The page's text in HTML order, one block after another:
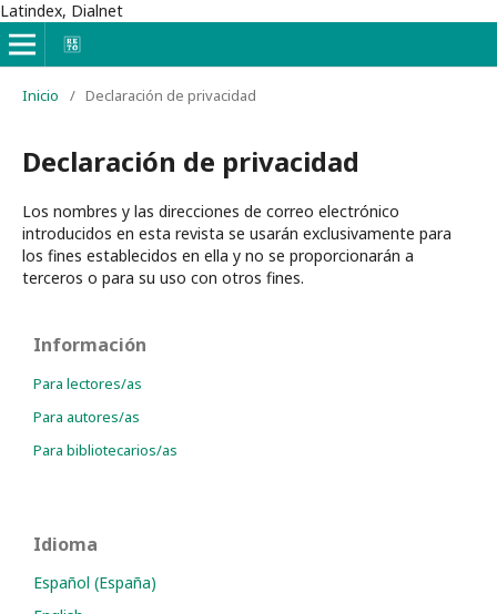
Latindex, Dialnet
Inicio / Declaración de privacidad
Declaración de privacidad
Los nombres y las direcciones de correo electrónico
introducidos en esta revista se usarán exclusivamente para
los fines establecidos en ella y no se proporcionarán a
terceros o para su uso con otros fines.
Información
Para lectores/as
Para autores/as
Para bibliotecarios/as
Idioma
Español (España)